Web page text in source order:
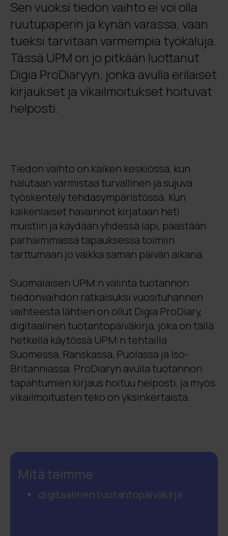
Sen vuoksi tiedon vaihto ei voi olla
ruutupaperin ja kynän varassa, vaan
tueksi tarvitaan varmempia työkaluja.
Tässä UPM on jo pitkään luottanut
Digia ProDiaryyn, jonka avulla erilaiset
kirjaukset ja vikailmoitukset hoituvat
helposti.
Tiedon vaihto on kaiken keskiössä, kun
halutaan varmistaa turvallinen ja sujuva
työskentely tehdasympäristössä. Kun
kaikenlaiset havainnot kirjataan heti
muistiin ja käydään yhdessä läpi, päästään
parhaimmassa tapauksessa toimiin
tarttumaan jo vaikka saman päivän aikana.
Suomalaisen UPM:n valinta tuotannon
tiedonvaihdon ratkaisuksi vuosituhannen
vaihteesta lähtien on ollut Digia ProDiary,
digitaalinen tuotantopäiväkirja, joka on tällä
hetkellä käytössä UPM:n tehtailla
Suomessa, Ranskassa, Puolassa ja Iso-
Britanniassa. ProDiaryn avulla tuotannon
tapahtumien kirjaus hoituu helposti, ja myös
vikailmoitusten teko on yksinkertaista.
Mitä teimme
digitaalinen tuotantopäiväkirja